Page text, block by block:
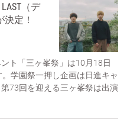
（デ
定！
ト「三ヶ峯祭」は10月18日
学園祭一押し企画は日進キャ
73回を迎える三ヶ峯祭は出演